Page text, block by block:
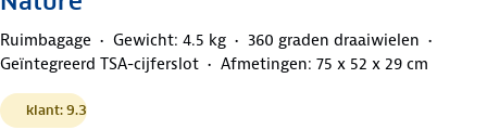
Ruimbagage Gewicht: 4.5 kg
360 graden draaiwielen
Geïntegreerd TSA-cijferslot
Afmetingen: 75 x 52 x 29 cm
klant: 9.3